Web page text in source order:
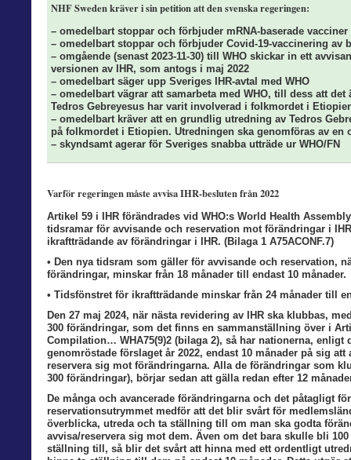
NHF Sweden kräver i sin petition att den svenska regeringen:
– omedelbart stoppar och förbjuder mRNA-baserade vacciner
– omedelbart stoppar och förbjuder Covid-19-vaccinering av
– omgående (senast 2023-11-30) till WHO skickar in ett
versionen av IHR, som antogs i maj 2022
– omedelbart säger upp Sveriges IHR-avtal med WHO
– omedelbart vägrar att samarbeta med WHO, till dess att det
Tedros Gebreyesus har varit involverad i folkmordet i
– omedelbart kräver att en grundlig utredning av Tedros
på folkmordet i Etiopien. Utredningen ska genomföras av en
– skyndsamt agerar för Sveriges snabba utträde ur WHO/FN
Varför regeringen måste avvisa IHR-besluten från 2022
Artikel 59 i IHR förändrades vid WHO:s World Health
tidsramar för avvisande och reservation mot förändringar i
ikraftträdande av förändringar i IHR. (Bilaga 1 A75ACONF.7)
• Den nya tidsram som gäller för avvisande och reservation,
förändringar, minskar från 18 månader till endast 10 månader.
• Tidsfönstret för ikraftträdande minskar från 24 månader till
Den 27 maj 2024, när nästa revidering av IHR ska klubbas,
300 förändringar, som det finns en sammanställning över i
Compilation… WHA75(9)2 (bilaga 2), så har nationerna, enligt
genomröstade förslaget år 2022, endast 10 månader på sig att
reservera sig mot förändringarna. Alla de förändringar som
300 förändringar), börjar sedan att gälla redan efter 12
De många och avancerade förändringarna och det påtagligt
reservationsutrymmet medför att det blir svårt för
överblicka, utreda och ta ställning till om man ska godta
avvisa/reservera sig mot dem. Även om det bara skulle bli
ställning till, så blir det svårt att hinna med ett ordentligt